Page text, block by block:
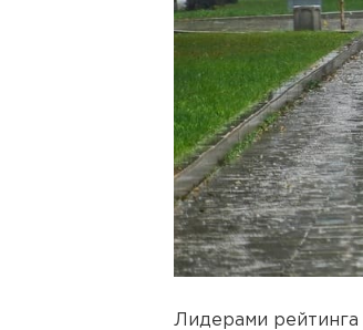
Лидерами